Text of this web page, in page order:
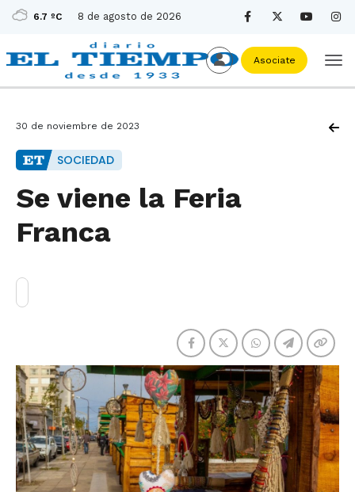
6.7 ºC 8 de agosto de 2026
Asociate
30 de noviembre de 2023
SOCIEDAD
Se viene la Feria
Franca